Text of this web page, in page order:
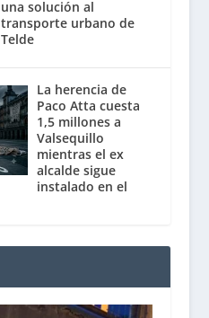
una solución al
transporte urbano de
Telde
La herencia de
Paco Atta cuesta
1,5 millones a
Valsequillo
mientras el ex
alcalde sigue
instalado en el